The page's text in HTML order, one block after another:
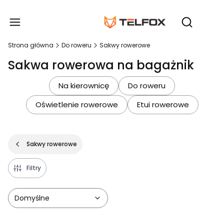
Otwórz
Strona główna Do roweru Sakwy rowerowe
Sakwa rowerowa na bagażnik
Na kierownicę
Do roweru
Oświetlenie rowerowe
Etui rowerowe
Sakwy rowerowe
Filtry
Domyślne